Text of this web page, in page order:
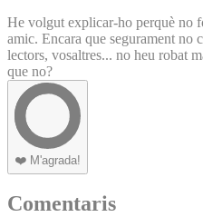
He volgut explicar-ho perquè no
amic. Encara que segurament no
lectors, vosaltres... no heu robat
que no?
❤️ M'agrada!
Comentaris